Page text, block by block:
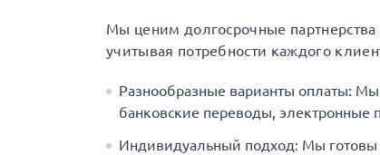
Мы ценим долгосрочные
учитывая потребности каждого
Разнообразные варианты оплаты:
банковские переводы,
Индивидуальный подход: Мы готовы